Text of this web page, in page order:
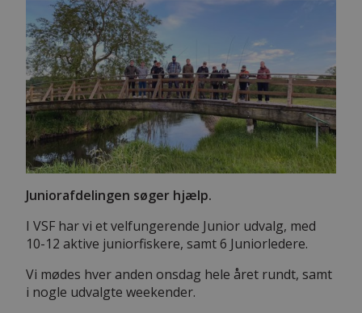
Juniorafdelingen søger hjælp.
I VSF har vi et velfungerende Junior udvalg, med
10-12 aktive juniorfiskere, samt 6 Juniorledere.
Vi mødes hver anden onsdag hele året rundt, samt
i nogle udvalgte weekender.